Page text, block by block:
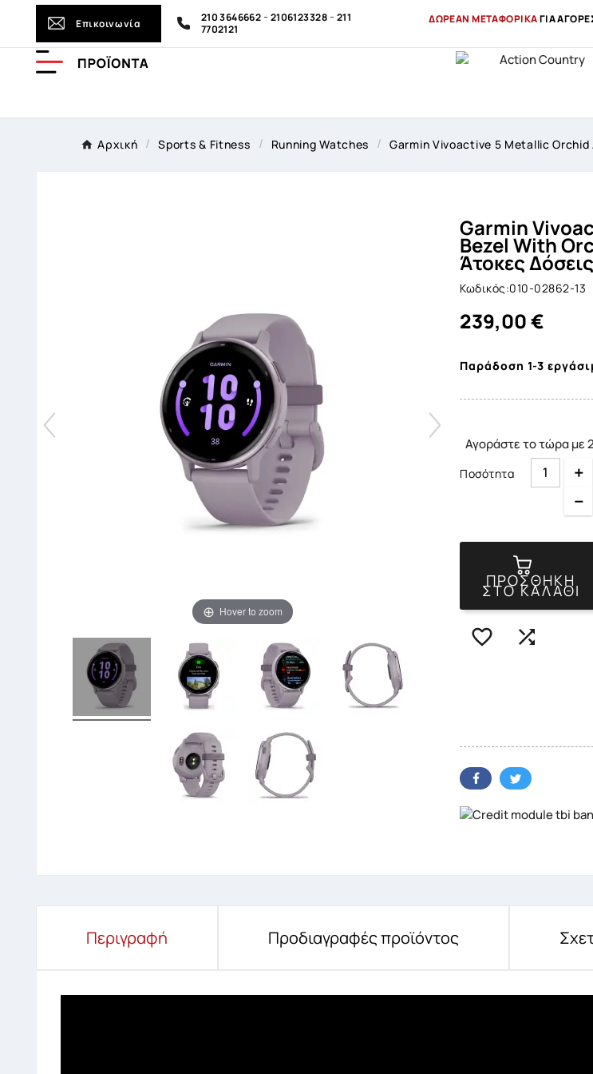
Επικοινωνία 210 3646662- 2106123328- 211
7702121
ΔΩΡΕΑΝ ΜΕΤΑΦΟΡΙΚΑΓΙΑ
Αρχική Sports & Fitness Running Watches Garmin Vivoactive 5 Metallic Orchid
Hover to zoom
Garmin
Bezel With
Άτοκες Δόσεις
Κωδικός:010-02862-13
239,00 €
Παράδοση 1-3
Αγοράστε το τώρα με
Ποσότητα
ΠΡΟΣΘΉΚΗ
ΣΤΟ ΚΑΛΆΘΙ
 
Περιγραφή Προδιαγραφές προϊόντος